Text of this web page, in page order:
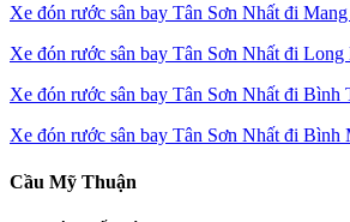
Xe đón rước sân bay Tân Sơn Nhất đi
Xe đón rước sân bay Tân Sơn Nhất đi
Xe đón rước sân bay Tân Sơn Nhất đi
Xe đón rước sân bay Tân Sơn Nhất đi
Cầu Mỹ Thuận